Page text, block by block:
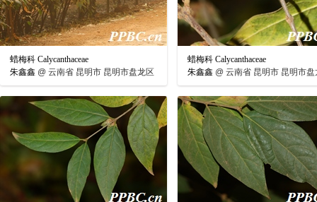
蜡梅科 Calycanthaceae
朱鑫鑫 @ 云南省 昆明市 昆明市盘龙区
蜡梅科 Calycanthaceae
朱鑫鑫 @ 云南省 昆明市 昆明市盘